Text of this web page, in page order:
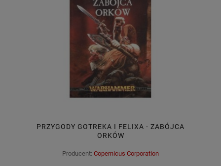
PRZYGODY GOTREKA I FELIXA - ZABÓJCA
ORKÓW
Producent: Copernicus Corporation